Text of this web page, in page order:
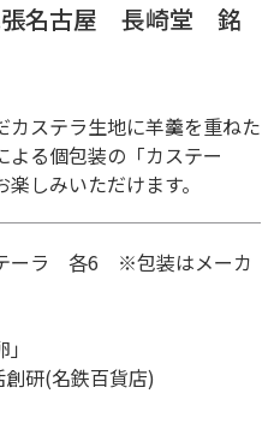
張名古屋 長崎堂 銘
カステラ生地に羊羹を重ねた
よる個包装の「カステー
しみいただけます。
ーラ 各6 ※包装はメーカ
」
研(名鉄百貨店)